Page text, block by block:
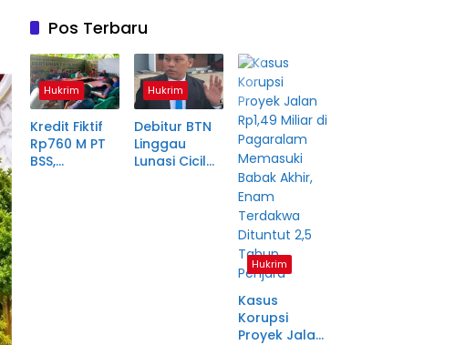
Pos Terbaru
Hukrim
Kredit Fiktif
Rp760 M PT
BSS,
Hukrim
Debitur BTN
Linggau
Lunasi Cicilan
Hukrim
Kasus
Korupsi
Proyek Jalan